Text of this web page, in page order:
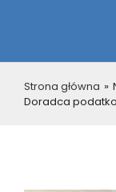
Strona główna »
Doradca